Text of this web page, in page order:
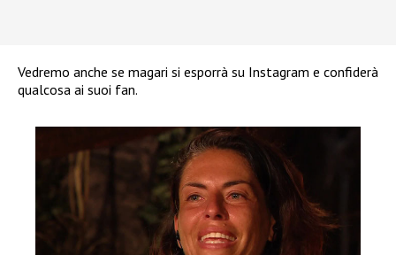
Vedremo anche se magari si esporrà su Instagram e confiderà
qualcosa ai suoi fan.